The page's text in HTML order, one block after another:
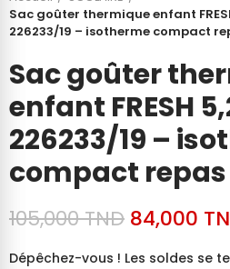
Sac goûter thermique enfant
226233/19 – isotherme compact
Sac goûter
enfant FRESH
226233/19 –
compact
105,000 TND 84,000
Dépêchez-vous ! Les soldes se